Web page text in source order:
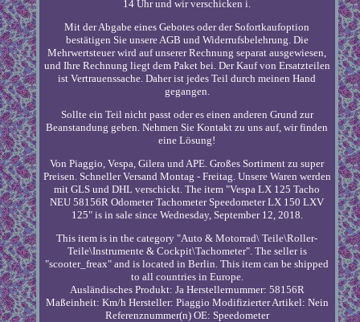
14 Uhr und wir verschicken i.
Mit der Abgabe eines Gebotes oder der Sofortkaufoption
bestätigen Sie unsere AGB und Widerrufsbelehrung. Die
Mehrwertsteuer wird auf unserer Rechnung separat ausgewiesen,
und Ihre Rechnung liegt dem Paket bei. Der Kauf von Ersatzteilen
ist Vertrauenssache. Daher ist jedes Teil durch meinen Hand
gegangen.
Sollte ein Teil nicht passt oder es einen anderen Grund zur
Beanstandung geben. Nehmen Sie Kontakt zu uns auf, wir finden
eine Lösung!
Von Piaggio, Vespa, Gilera und APE. Großes Sortiment zu super
Preisen. Schneller Versand Montag - Freitag. Unsere Waren werden
mit GLS und DHL verschickt. The item "Vespa LX 125 Tacho
NEU 58156R Odometer Tachometer Speedometer LX 150 LXV
125" is in sale since Wednesday, September 12, 2018.
This item is in the category "Auto & Motorrad\ Teile\Roller-
Teile\Instrumente & Cockpit\Tachometer". The seller is
"scooter_freax" and is located in Berlin. This item can be shipped
to all countries in Europe.
Ausländisches Produkt: Ja Herstellernummer: 58156R
Maßeinheit: Km/h Hersteller: Piaggio Modifizierter Artikel: Nein
Referenznummer(n) OE: Speedometer